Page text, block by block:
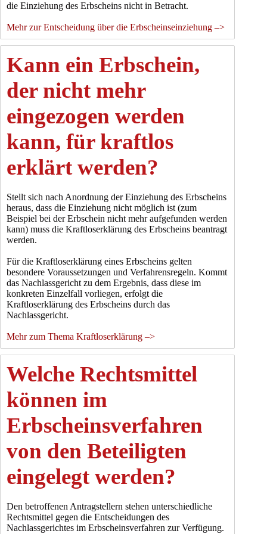
die Einziehung des Erbscheins nicht in Betracht.
Mehr zur Entscheidung über die Erbscheinseinziehung –>
Kann ein Erbschein,
der nicht mehr
eingezogen werden
kann, für kraftlos
erklärt werden?
Stellt sich nach Anordnung der Einziehung des Erbscheins
heraus, dass die Einziehung nicht möglich ist (zum
Beispiel bei der Erbschein nicht mehr aufgefunden werden
kann) muss die Kraftloserklärung des Erbscheins beantragt
werden.
Für die Kraftloserklärung eines Erbscheins gelten
besondere Voraussetzungen und Verfahrensregeln. Kommt
das Nachlassgericht zu dem Ergebnis, dass diese im
konkreten Einzelfall vorliegen, erfolgt die
Kraftloserklärung des Erbscheins durch das
Nachlassgericht.
Mehr zum Thema Kraftloserklärung –>
Welche Rechtsmittel
können im
Erbscheinsverfahren
von den Beteiligten
eingelegt werden?
Den betroffenen Antragstellern stehen unterschiedliche
Rechtsmittel gegen die Entscheidungen des
Nachlassgerichtes im Erbscheinsverfahren zur Verfügung.